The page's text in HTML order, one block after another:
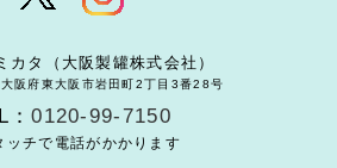
カタ（大阪製罐株式会社）
阪府東大阪市岩田町2丁目3番28号
：0120-99-7150
ッチで電話がかかります